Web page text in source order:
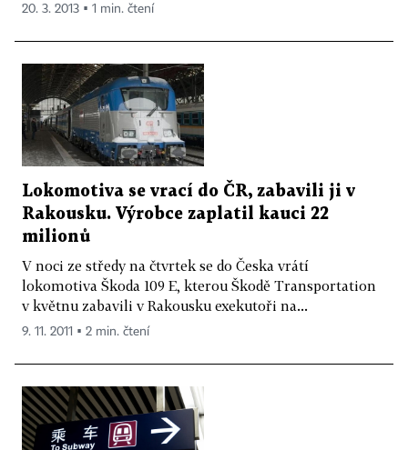
20. 3. 2013 ▪ 1 min. čtení
Lokomotiva se vrací do ČR, zabavili ji v
Rakousku. Výrobce zaplatil kauci 22
milionů
V noci ze středy na čtvrtek se do Česka vrátí
lokomotiva Škoda 109 E, kterou Škodě Transportation
v květnu zabavili v Rakousku exekutoři na...
9. 11. 2011 ▪ 2 min. čtení